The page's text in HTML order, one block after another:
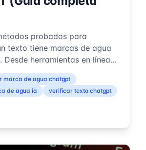
probados para
texto tiene marcas de agua
Desde herramientas en línea
hasta técnicas de detección
marca de agua chatgpt
de agua ia
verificar texto chatgpt